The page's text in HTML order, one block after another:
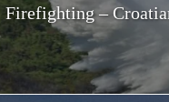
Firefighting –